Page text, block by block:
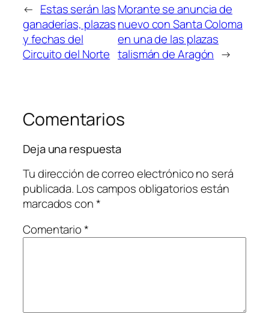
← Estas serán las
ganaderías, plazas
y fechas del
Circuito del Norte
Morante se anuncia de
nuevo con Santa Coloma
en una de las plazas
talismán de Aragón →
Comentarios
Deja una respuesta
Tu dirección de correo electrónico no será
publicada. Los campos obligatorios están
marcados con*
Comentario*